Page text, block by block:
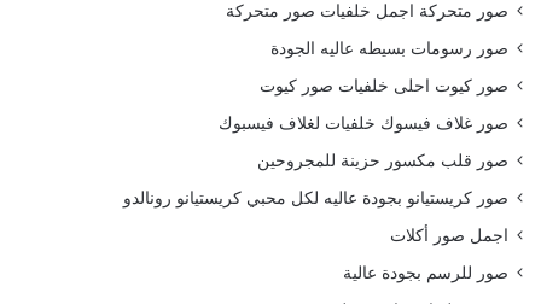
صور متحركة اجمل خلفيات صور متحركة
صور رسومات بسيطه عاليه الجودة
صور كيوت احلى خلفيات صور كيوت
صور غلاف فيسوك خلفيات لغلاف فيسبوك
صور قلب مكسور حزينة للمجروحين
صور كريستيانو بجودة عاليه لكل محبي كريستيانو رونالدو
اجمل صور أكلات
صور للرسم بجودة عالية